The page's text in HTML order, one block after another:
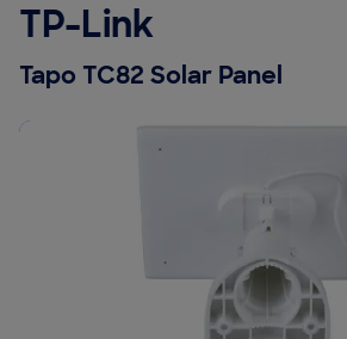
TP-Link
Tapo TC82 Solar Panel